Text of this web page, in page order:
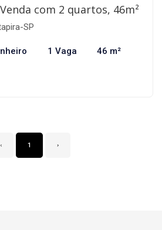
com 2 quartos, 46m²
SP
1 Vaga 46 m²
‹ 1 ›